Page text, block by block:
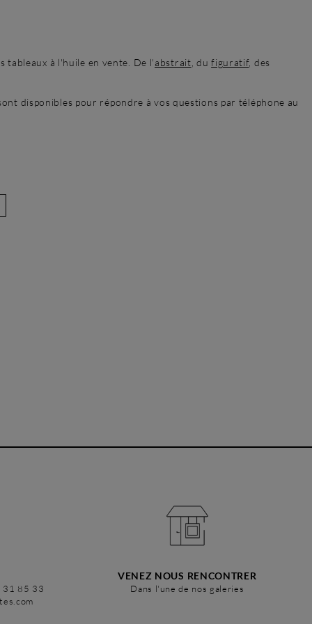
tableaux à l'huile en vente. De l'abstrait , dufiguratif, des
disponibles pour répondre à vos questions par téléphone au
31 85 33
VENEZ NOUS RENCONTRER
Dans l'une de nos galeries